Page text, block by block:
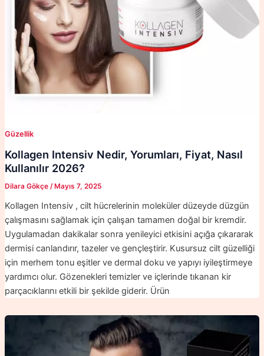
Güzellik
Kollagen Intensiv Nedir, Yorumları, Fiyat, Nasıl
Kullanılır 2026?
Dilara Gökçe / Mayıs 7, 2025
Kollagen Intensiv , cilt hücrelerinin moleküler düzeyde düzgün
çalışmasını sağlamak için çalışan tamamen doğal bir kremdir.
Uygulamadan dakikalar sonra yenileyici etkisini açığa çıkararak
dermisi canlandırır, tazeler ve gençleştirir. Kusursuz cilt güzelliği
için merhem tonu eşitler ve dermal doku ve yapıyı iyileştirmeye
yardımcı olur. Gözenekleri temizler ve içlerinde tıkanan kir
parçacıklarını etkili bir şekilde giderir. Ürün